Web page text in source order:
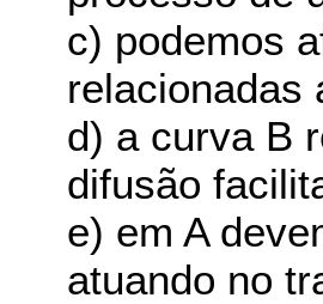
c) podemos
relacionadas
d) a curva B
difusão
e) em A
atuando no